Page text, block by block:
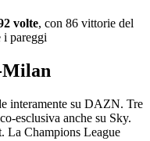
volte, con 86 vittorie del
pareggi
interamente su DAZN. Tre
esclusiva anche su Sky.
La Champions League